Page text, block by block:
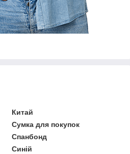
Китай
Сумка для покупок
Спанбонд
Синій